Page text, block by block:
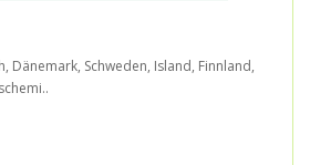
Dänemark, Schweden, Island, Finnland,